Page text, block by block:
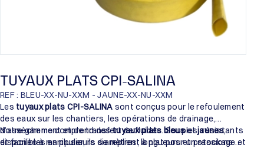
TUYAUX PLATS CPI-SALINA
REF : BLEU-XX-NU-XXM - JAUNE-XX-NU-XXM
Les tuyaux plats CPI-SALINA sont conçus pour le refoulement
des eaux sur les chantiers, les opérations de drainage,
d’assèchement et de transfert de fluides. Souples, résistants
et faciles à manipuler, ils se replient à plat pour un stockage et
Notre gamme comprend destuyaux plats bleusetjaunes,
disponibles en plusieurs diamètres, longueurs et pressions de